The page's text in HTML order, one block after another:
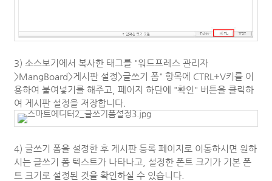
3) 소스보기에서 복사한 태그를 "워드프레스 관리자
>MangBoard>게시판 설정>글쓰기 폼" 항목에 CTRL+V키를 이
용하여 붙여넣기를 해주고, 페이지 하단에 "확인" 버튼을 클릭하
여 게시판 설정을 저장합니다.
4) 글쓰기 폼을 설정한 후 게시판 등록 페이지로 이동하시면 원하
시는 글쓰기 폼 텍스트가 나타나고, 설정한 폰트 크기가 기본 폰
트 크기로 설정된 것을 확인하실 수 있습니다.